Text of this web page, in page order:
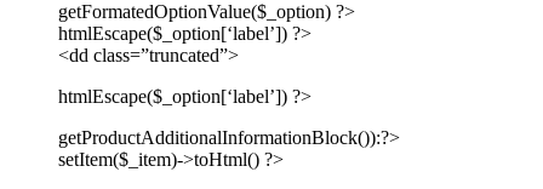
getFormatedOptionValue($_option) ?>
htmlEscape($_option[‘label’]) ?>
<dd class=”truncated”>
htmlEscape($_option[‘label’]) ?>
getProductAdditionalInformationBlock()):?>
setItem($_item)->toHtml() ?>